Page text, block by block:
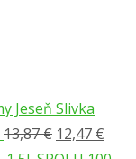
Slivka
13,87€ Pôvodná
12,47 €